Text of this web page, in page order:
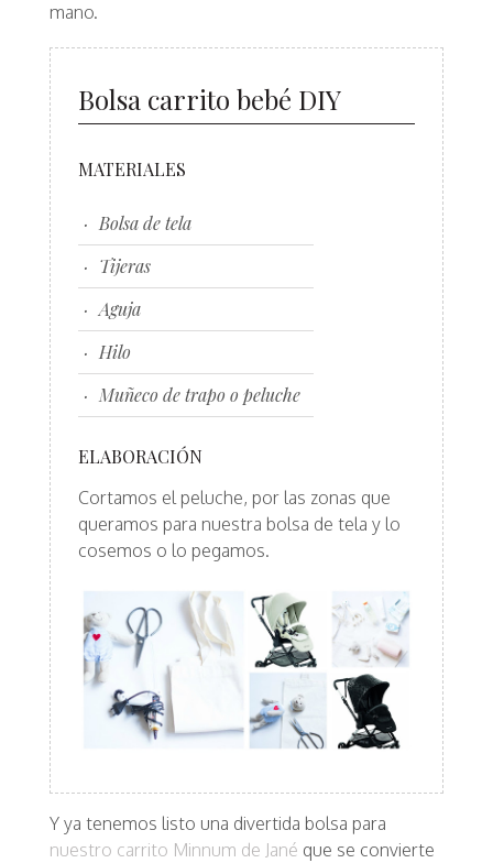
mano.
Bolsa carrito bebé DIY
MATERIALES
Bolsa de tela
Tijeras
Aguja
Hilo
Muñeco de trapo o peluche
ELABORACIÓN
Cortamos el peluche, por las zonas que
queramos para nuestra bolsa de tela y lo
cosemos o lo pegamos.
Y ya tenemos listo una divertida bolsa para
nuestro carrito Minnum de Jané que se convierte